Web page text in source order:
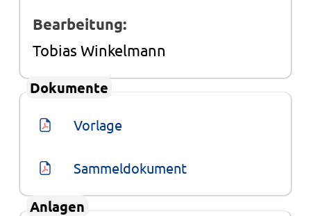
Bearbeitung:
Tobias Winkelmann
Dokumente
Vorlage
Sammeldokument
Anlagen